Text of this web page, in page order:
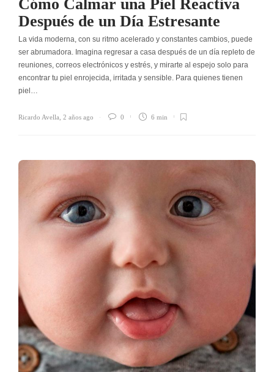
Cómo Calmar una Piel Reactiva
Después de un Día Estresante
La vida moderna, con su ritmo acelerado y constantes cambios, puede
ser abrumadora. Imagina regresar a casa después de un día repleto de
reuniones, correos electrónicos y estrés, y mirarte al espejo solo para
encontrar tu piel enrojecida, irritada y sensible. Para quienes tienen
piel…
Ricardo Avella 2 años ago 0 6 min